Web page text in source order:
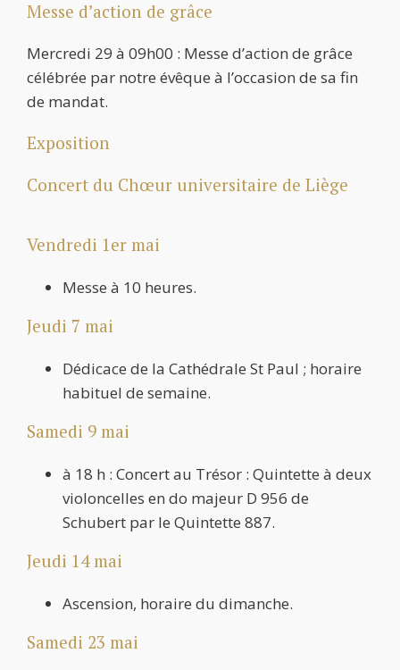
Messe d’action de grâce
Mercredi 29 à 09h00 : Messe d’action de grâce
célébrée par notre évêque à l’occasion de sa fin
de mandat.
Exposition
Concert du Chœur universitaire de Liège
Vendredi 1er mai
Messe à 10 heures.
Jeudi 7 mai
Dédicace de la Cathédrale St Paul ; horaire
habituel de semaine.
Samedi 9 mai
à 18 h : Concert au Trésor : Quintette à deux
violoncelles en do majeur D 956 de
Schubert par le Quintette 887.
Jeudi 14 mai
Ascension, horaire du dimanche.
Samedi 23 mai